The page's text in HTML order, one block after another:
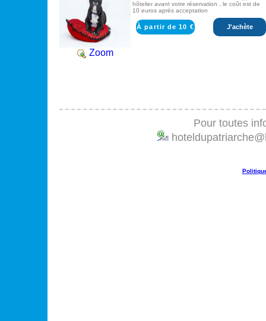
Zoom
hôtelier avant votre réservation , le coût est de
10 euros après acceptation
À partir de 10 € J'achète
Pour toutes